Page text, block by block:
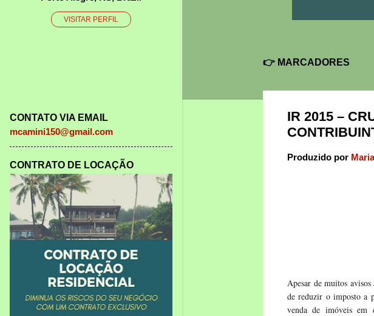
👉 MARCADORES
IR 2015 –
Produzido por
Apesar de muitos
de reduzir o imposto a
venda de imóveis em
VISITAR PERFIL
CONTATO VIA EMAIL
mcamini150@gmail.com
CONTRATO DE LOCAÇÃO